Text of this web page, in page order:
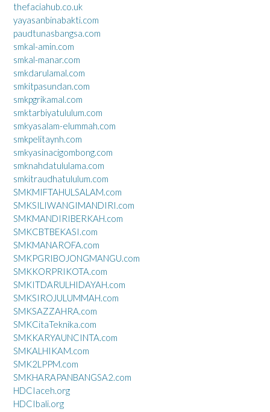
thefaciahub.co.uk
yayasanbinabakti.com
paudtunasbangsa.com
smkal-amin.com
smkal-manar.com
smkdarulamal.com
smkitpasundan.com
smkpgrikamal.com
smktarbiyatululum.com
smkyasalam-elummah.com
smkpelitaynh.com
smkyasinacigombong.com
smknahdatululama.com
smkitraudhatululum.com
SMKMIFTAHULSALAM.com
SMKSILIWANGIMANDIRI.com
SMKMANDIRIBERKAH.com
SMKCBTBEKASI.com
SMKMANAROFA.com
SMKPGRIBOJONGMANGU.com
SMKKORPRIKOTA.com
SMKITDARULHIDAYAH.com
SMKSIROJULUMMAH.com
SMKSAZZAHRA.com
SMKCitaTeknika.com
SMKKARYAUNCINTA.com
SMKALHIKAM.com
SMK2LPPM.com
SMKHARAPANBANGSA2.com
HDCIaceh.org
HDCIbali.org